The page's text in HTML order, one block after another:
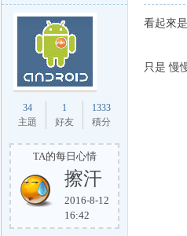
論
34
主題
1
好友
1333
積分
TA的每日心情
擦汗
2016-8-12
16:42
看起來
只是 慢